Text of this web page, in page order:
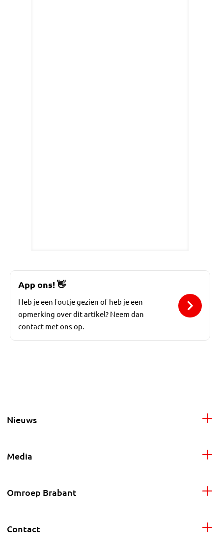
App ons!👋
Heb je een foutje gezien of heb je een
opmerking over dit artikel? Neem dan
contact met ons op.
Nieuws
Media
Omroep Brabant
Contact